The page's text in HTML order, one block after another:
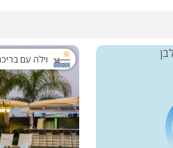
וילה עם